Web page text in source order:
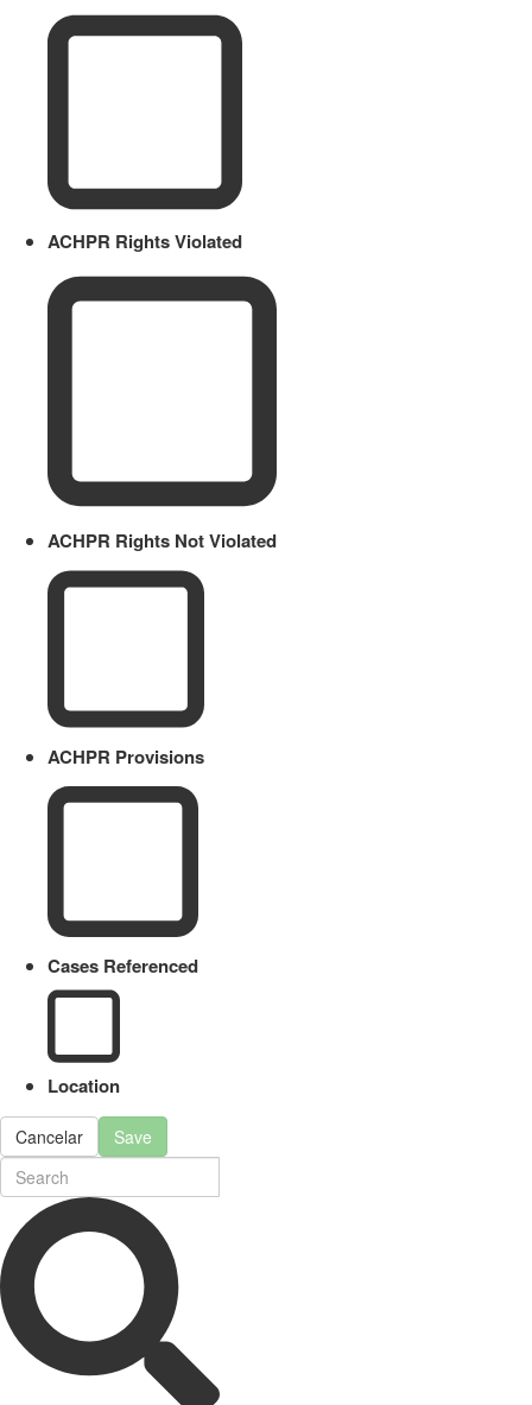
ACHPR Rights Violated
ACHPR Rights Not Violated
ACHPR Provisions
Cases Referenced
Location
Cancelar Save